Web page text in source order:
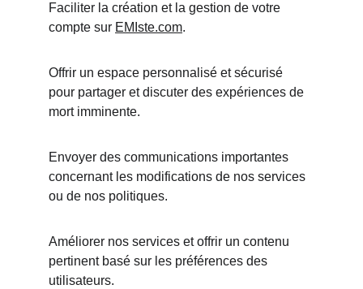
Faciliter la création et la gestion de votre
compte sur EMIste.com.
Offrir un espace personnalisé et sécurisé
pour partager et discuter des expériences de
mort imminente.
Envoyer des communications importantes
concernant les modifications de nos services
ou de nos politiques.
Améliorer nos services et offrir un contenu
pertinent basé sur les préférences des
utilisateurs.